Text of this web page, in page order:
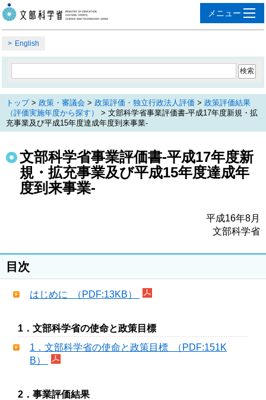
English
トップ> 政策・審議会 > 政策評価・独立行政法人評価 > 政策評価結果
（評価実施年度から探す）
> 文部科学省事業評価書‐平成17年度新規・拡
充事業及び平成15年度達成年度到来事業‐
文部科学省事業評価書‐平成17年度新
規・拡充事業及び平成15年度達成年
度到来事業‐
平成16年8月
文部科学省
目次
はじめに （PDF:13KB）
1．文部科学省の使命と政策目標
1．文部科学省の使命と政策目標 （PDF:151K
B）
2．事業評価結果